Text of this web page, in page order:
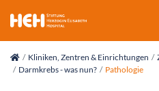
Kliniken, Zentren & Einrichtungen
Darmkrebs - was nun?
Pathologie